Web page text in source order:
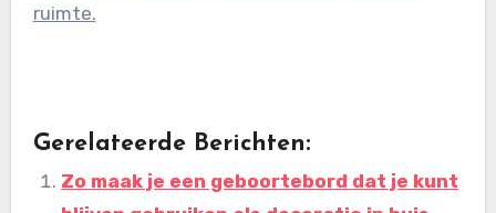
ruimte.
Gerelateerde Berichten:
Zo maak je een geboortebord dat je kunt